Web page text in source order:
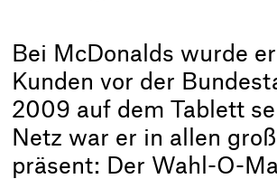
Bei McDonalds wurde
Kunden vor der
2009 auf dem Tablett
Netz war er in allen
präsent: Der Wahl-O-